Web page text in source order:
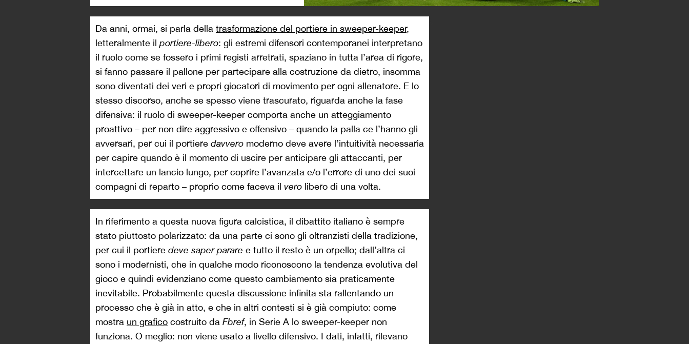
Da anni, ormai, si parla della trasformazione del portiere in sweeper-keeper,
letteralmente il portiere-libero: gli estremi difensori contemporanei interpretano
il ruolo come se fossero i primi registi arretrati, spaziano in tutta l’area di rigore,
si fanno passare il pallone per partecipare alla costruzione da dietro, insomma
sono diventati dei veri e propri giocatori di movimento per ogni allenatore. E lo
stesso discorso, anche se spesso viene trascurato, riguarda anche la fase
difensiva: il ruolo di sweeper-keeper comporta anche un atteggiamento
proattivo – per non dire aggressivo e offensivo – quando la palla ce l’hanno gli
avversari, per cui il portiere davvero moderno deve avere l’intuitività necessaria
per capire quando è il momento di uscire per anticipare gli attaccanti, per
intercettare un lancio lungo, per coprire l’avanzata e/o l’errore di uno dei suoi
compagni di reparto – proprio come faceva il vero libero di una volta.
In riferimento a questa nuova figura calcistica, il dibattito italiano è sempre
stato piuttosto polarizzato: da una parte ci sono gli oltranzisti della tradizione,
per cui il portiere deve saper parare e tutto il resto è un orpello; dall’altra ci
sono i modernisti, che in qualche modo riconoscono la tendenza evolutiva del
gioco e quindi evidenziano come questo cambiamento sia praticamente
inevitabile. Probabilmente questa discussione infinita sta rallentando un
processo che è già in atto, e che in altri contesti si è già compiuto: come
mostra un grafico costruito da Fbref, in Serie A lo sweeper-keeper non
funziona. O meglio: non viene usato a livello difensivo. I dati, infatti, rilevano